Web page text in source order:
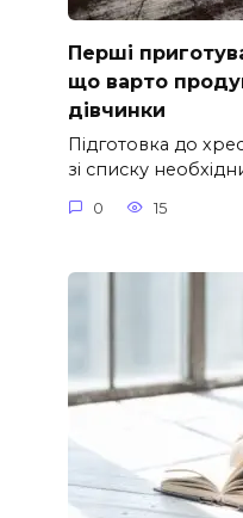
Перші
що варто
дівчинки
Підготовка до
зі списку
0 15